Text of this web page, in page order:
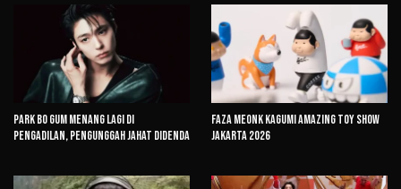
Park Bo Gum Menang Lagi di
Pengadilan, Pengunggah Jahat Didenda
Faza Meonk Kagumi Amazing Toy Show
Jakarta 2026